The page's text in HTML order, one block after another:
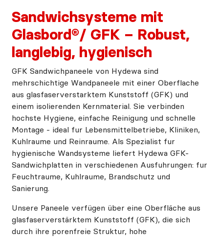
Sandwichsysteme mit
Glasbord®/ GFK – Robust,
langlebig, hygienisch
GFK Sandwichpaneele von Hydewa sind
mehrschichtige Wandpaneele mit einer Oberflache
aus glasfaserverstarktem Kunststoff (GFK) und
einem isolierenden Kernmaterial. Sie verbinden
hochste Hygiene, einfache Reinigung und schnelle
Montage - ideal fur Lebensmittelbetriebe, Kliniken,
Kuhlraume und Reinraume. Als Spezialist fur
hygienische Wandsysteme liefert Hydewa GFK-
Sandwichplatten in verschiedenen Ausfuhrungen: fur
Feuchtraume, Kuhlraume, Brandschutz und
Sanierung.
Unsere Paneele verfügen über eine Oberfläche aus
glasfaserverstärktem Kunststoff (GFK), die sich
durch ihre porenfreie Struktur, hohe